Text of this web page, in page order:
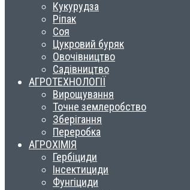
Кукурудза
Ріпак
Соя
Цукровий буряк
Овочівництво
Садівництво
АГРОТЕХНОЛОГІЇ
Вирощування
Точне землеробство
Зберігання
Переробка
АГРОХІМІЯ
Гербіциди
Інсектициди
Фунгіциди